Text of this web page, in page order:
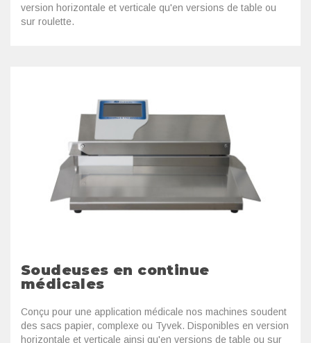
version horizontale et verticale qu'en versions de table ou
sur roulette.
Soudeuses en continue
médicales
Conçu pour une application médicale nos machines soudent
des sacs papier, complexe ou Tyvek. Disponibles en version
horizontale et verticale ainsi qu'en versions de table ou sur